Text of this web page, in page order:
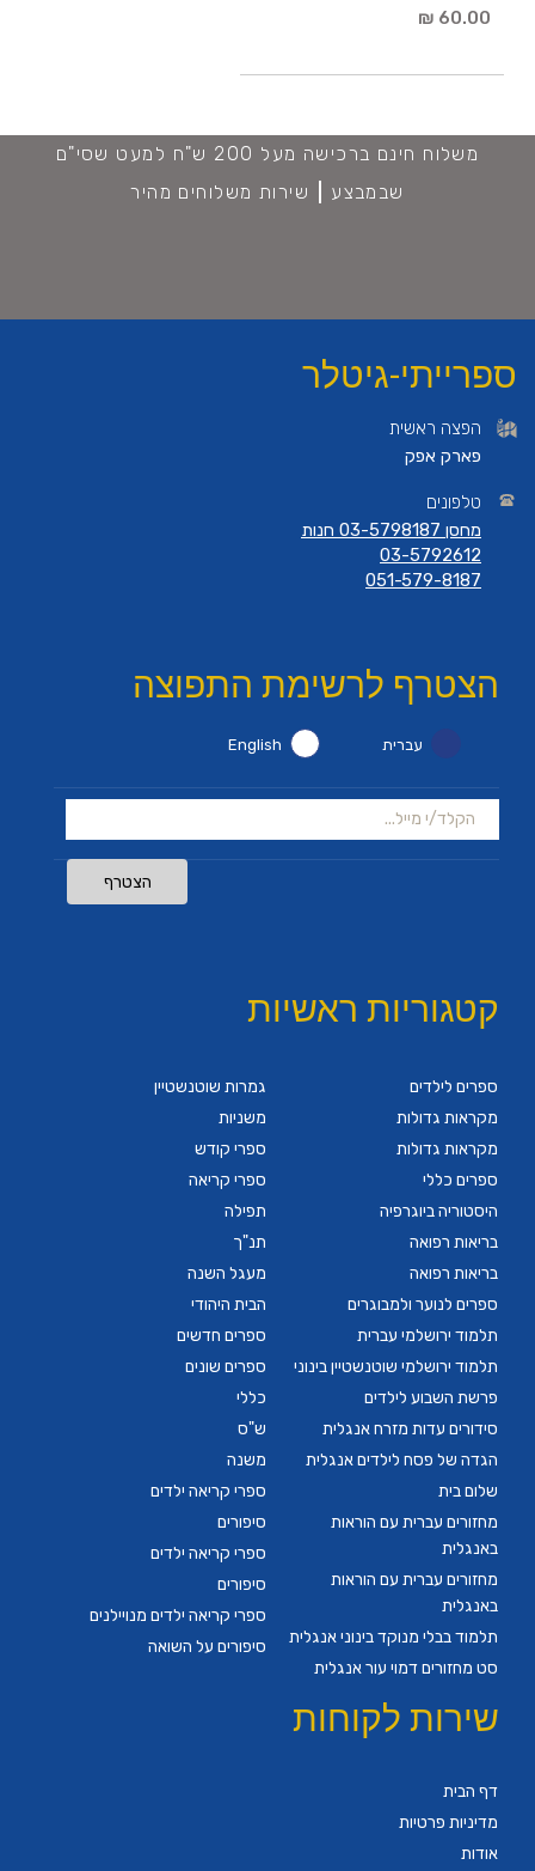
60.00 ₪
משלוח חינם ברכישה מעל 200 ש"ח למעט שסי"ם
שבמבצע
שירות משלוחים מהיר
ספרייתי-גיטלר
הפצה ראשית
פארק אפק
טלפונים
מחסן 03-5798187 חנות
03-5792612
051-579-8187
הצטרף לרשימת התפוצה
עברית English
הצטרף
קטגוריות ראשיות
גמרות שוטנשטיין
משניות
ספרי קודש
ספרי קריאה
תפילה
תנ"ך
מעגל השנה
הבית היהודי
ספרים חדשים
ספרים שונים
כללי
ש"ס
משנה
ספרי קריאה ילדים
סיפורים
ספרי קריאה ילדים
סיפורים
ספרי קריאה ילדים מנויילנים
סיפורים על השואה
ספרים לילדים
מקראות גדולות
מקראות גדולות
ספרים כללי
היסטוריה ביוגרפיה
בריאות רפואה
בריאות רפואה
ספרים לנוער ולמבוגרים
תלמוד ירושלמי עברית
תלמוד ירושלמי שוטנשטיין בינוני
פרשת השבוע לילדים
סידורים עדות מזרח אנגלית
הגדה של פסח לילדים אנגלית
שלום בית
מחזורים עברית עם הוראות
באנגלית
מחזורים עברית עם הוראות
באנגלית
תלמוד בבלי מנוקד בינוני אנגלית
סט מחזורים דמוי עור אנגלית
שירות לקוחות
דף הבית
מדיניות פרטיות
אודות